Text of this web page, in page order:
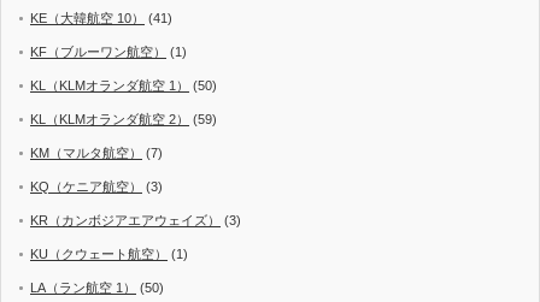
KE（大韓航空 10） (41)
KF（ブルーワン航空） (1)
KL（KLMオランダ航空 1） (50)
KL（KLMオランダ航空 2） (59)
KM（マルタ航空） (7)
KQ（ケニア航空） (3)
KR（カンボジアエアウェイズ） (3)
KU（クウェート航空） (1)
LA（ラン航空 1） (50)